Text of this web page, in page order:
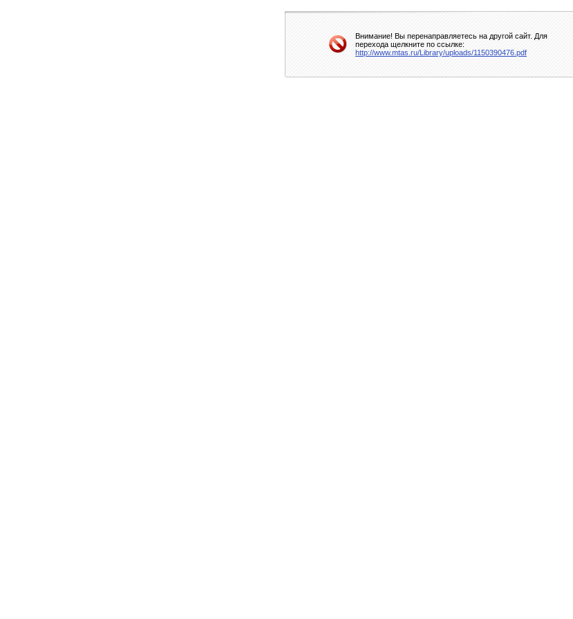
Внимание! Вы перенаправляетесь на другой сайт. Для
перехода щелкните по ссылке:
http://www.mtas.ru/Library/uploads/1150390476.pdf